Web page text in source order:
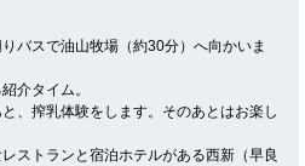
バスで油山牧場（約30分）へ向かいま
介タイム。
、搾乳体験をします。そのあとはお楽し
ストランと宿泊ホテルがある西新（早良